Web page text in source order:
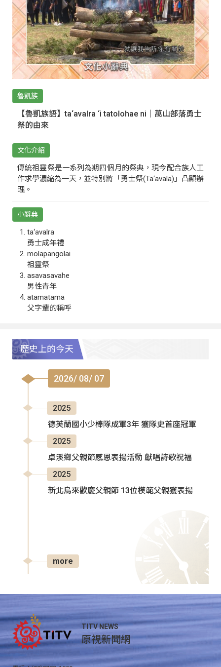
魯凱族
【魯凱族語】ta‘avalra ‘i tatolohae ni｜萬山部落勇士
祭的由來
文化介紹
傳統祖靈祭是一系列為期四個月的祭典，現今配合族人工
作求學濃縮為一天，並特別將「勇士祭(Ta‘avala)」凸顯辦
理。
小辭典
ta‘avalra
勇士成年禮
molapangolai
祖靈祭
asavasavahe
男性青年
atamatama
父字輩的稱呼
歷史上的今天
2026/ 08/ 07
2025
德芙蘭國小少棒隊成軍3年 獲隊史首座冠軍
2025
卓溪鄉父親節感恩表揚活動 獻唱詩歌祝福
2025
新北烏來歡慶父親節 13位模範父親獲表揚
more
TITV NEWS
原視新聞網